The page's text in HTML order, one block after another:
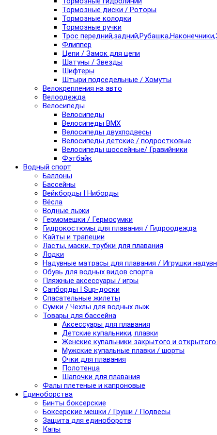
Тормозные диски / Роторы
Тормозные колодки
Тормозные ручки
Трос
Флиппер
Цепи / Замок для цепи
Шатуны / Звезды
Шифтеры
Штыри подседельные / Хомуты
Велокрепления на авто
Велоодежда
Велосипеды
Велосипеды
Велосипеды BMX
Велосипеды двухподвесы
Велосипеды детские / подростковые
Велосипеды шоссейные/ Гравийники
Фэтбайк
Водный спорт
Баллоны
Бассейны
Вейкборды I Ниборды
Вёсла
Водные лыжи
Гермомешки / Гермосумки
Гидрокостюмы для плавания / Гидроодежда
Кайты и трапеции
Ласты, маски, трубки для плавания
Лодки
Надувные матрасы для плавания / Игрушки
Обувь для водных видов спорта
Пляжные аксессуары / игры
Сапборды I Sup-доски
Спасательные жилеты
Сумки / Чехлы для водных лыж
Товары для бассейна
Аксессуары для плавания
Детские купальники, плавки
Женские купальники закрытого и
Мужские купальные плавки / шорты
Очки для плавания
Полотенца
Шапочки для плавания
Фалы плетеные и капроновые
Единоборства
Бинты боксерские
Боксерские мешки / Груши / Подвесы
Защита для единоборств
Капы